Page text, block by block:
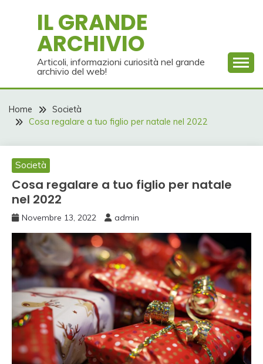
IL GRANDE
ARCHIVIO
Articoli, informazioni curiosità nel grande
archivio del web!
Home
Società
Cosa regalare a tuo figlio per natale nel 2022
Società
Cosa regalare a tuo figlio per natale
nel 2022
Novembre 13, 2022 admin